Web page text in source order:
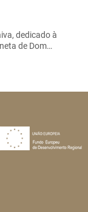
dedicado à
de Dom…